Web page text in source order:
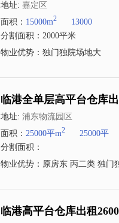
地址: 嘉定区
面积： 15000m2 13000
分割面积：2000平米
物业优势：独门独院场地大
临港全单层高平台仓库
地址: 浦东物流园区
面积： 25000平m2 25000平
分割面积：
物业优势：原房东 丙二类 独门
临港高平台仓库出租